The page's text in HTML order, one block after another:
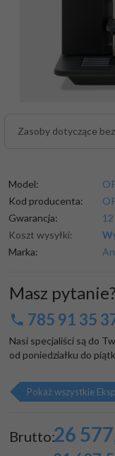
Zasoby dotyczące
Model:
Kod producenta:
Gwarancja:
Koszt wysyłki:
Marka:
Masz
785 91 35
Nasi specjaliści są do
od poniedziałku do
Pokaż wszystkie
Brutto:26